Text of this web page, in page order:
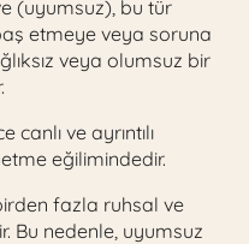
(uyumsuz), bu tür
etmeye veya soruna
veya olumsuz bir
ve ayrıntılı
eğilimindedir.
fazla ruhsal ve
Bu nedenle, uyumsuz